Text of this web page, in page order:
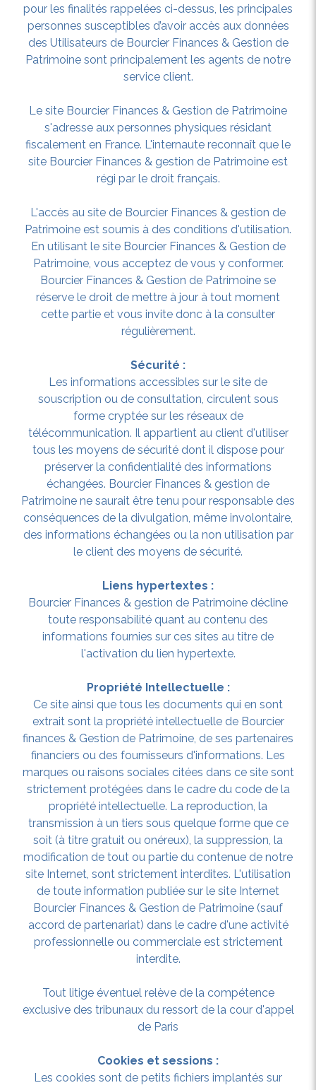
pour les finalités rappelées ci-dessus, les principales
personnes susceptibles d’avoir accès aux données
des Utilisateurs de Bourcier Finances & Gestion de
Patrimoine sont principalement les agents de notre
service client.
Le site Bourcier Finances & Gestion de Patrimoine
s'adresse aux personnes physiques résidant
fiscalement en France. L'internaute reconnaît que le
site Bourcier Finances & gestion de Patrimoine est
régi par le droit français.
L'accès au site de Bourcier Finances & gestion de
Patrimoine est soumis à des conditions d'utilisation.
En utilisant le site Bourcier Finances & Gestion de
Patrimoine, vous acceptez de vous y conformer.
Bourcier Finances & Gestion de Patrimoine se
réserve le droit de mettre à jour à tout moment
cette partie et vous invite donc à la consulter
régulièrement.
Sécurité :
Les informations accessibles sur le site de
souscription ou de consultation, circulent sous
forme cryptée sur les réseaux de
télécommunication. Il appartient au client d'utiliser
tous les moyens de sécurité dont il dispose pour
préserver la confidentialité des informations
échangées. Bourcier Finances & gestion de
Patrimoine ne saurait être tenu pour responsable des
conséquences de la divulgation, même involontaire,
des informations échangées ou la non utilisation par
le client des moyens de sécurité.
Liens hypertextes :
Bourcier Finances & gestion de Patrimoine décline
toute responsabilité quant au contenu des
informations fournies sur ces sites au titre de
l'activation du lien hypertexte.
Propriété Intellectuelle :
Ce site ainsi que tous les documents qui en sont
extrait sont la propriété intellectuelle de Bourcier
finances & Gestion de Patrimoine, de ses partenaires
financiers ou des fournisseurs d'informations. Les
marques ou raisons sociales citées dans ce site sont
strictement protégées dans le cadre du code de la
propriété intellectuelle. La reproduction, la
transmission à un tiers sous quelque forme que ce
soit (à titre gratuit ou onéreux), la suppression, la
modification de tout ou partie du contenue de notre
site Internet, sont strictement interdites. L'utilisation
de toute information publiée sur le site Internet
Bourcier Finances & Gestion de Patrimoine (sauf
accord de partenariat) dans le cadre d'une activité
professionnelle ou commerciale est strictement
interdite.
Tout litige éventuel relève de la compétence
exclusive des tribunaux du ressort de la cour d'appel
de Paris
Cookies et sessions :
Les cookies sont de petits fichiers implantés sur